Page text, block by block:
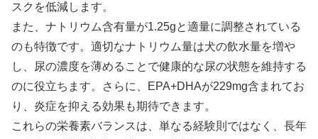
スクを低減します。
また、ナトリウム含有量が1.25gと適量に調整されている
のも特徴です。適切なナトリウム量は犬の飲水量を増や
し、尿の濃度を薄めることで健康的な尿の状態を維持する
のに役立ちます。さらに、EPA+DHAが229mg含まれてお
り、炎症を抑える効果も期待できます。
これらの栄養素バランスは、単なる経験則ではなく、長年